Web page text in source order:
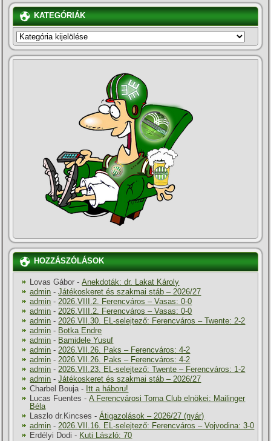
KATEGÓRIÁK
KATEGÓRIÁK
HOZZÁSZÓLÁSOK
Lovas Gábor -Anekdoták: dr. Lakat Károly
admin -Játékoskeret és szakmai stáb – 2026/27
admin -2026.VIII.2. Ferencváros – Vasas: 0-0
admin -2026.VIII.2. Ferencváros – Vasas: 0-0
admin -2026.VII.30. EL-selejtező: Ferencváros – Twente: 2-2
admin - Botka Endre
admin - Bamidele Yusuf
admin -2026.VII.26. Paks – Ferencváros: 4-2
admin -2026.VII.26. Paks – Ferencváros: 4-2
admin -2026.VII.23. EL-selejtező: Twente – Ferencváros: 1-2
admin -Játékoskeret és szakmai stáb – 2026/27
Charbel Bouja- Itt a háboru!
Lucas Fuentes -A Ferencvárosi Torna Club elnökei: Mailinger
Béla
Laszlo dr.Kincses -Átigazolások – 2026/27 (nyár)
admin -2026.VII.16. EL-selejtező: Ferencváros – Vojvodina: 3-0
Erdélyi Dodi - Kuti László: 70